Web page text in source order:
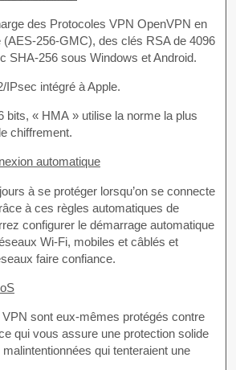
des Protocoles VPN OpenVPN en
(AES-256-GMC), des clés RSA de 4096
SHA-256 sous Windows et Android.
IPsec intégré à Apple.
bits, « HMA » utilise la norme la plus
chiffrement.
automatique
à se protéger lorsqu’on se connecte
à ces règles automatiques de
configurer le démarrage automatique
Wi-Fi, mobiles et câblés et
faire confiance.
sont eux-mêmes protégés contre
qui vous assure une protection solide
qui tenteraient une